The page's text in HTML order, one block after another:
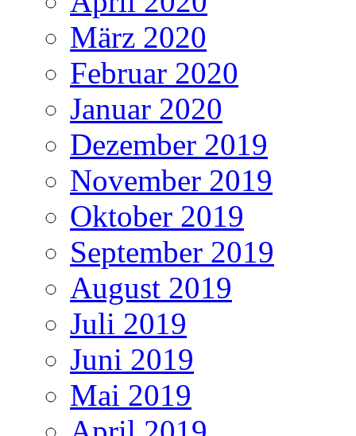
März 2020
Februar 2020
Januar 2020
Dezember 2019
November 2019
Oktober 2019
September 2019
August 2019
Juli 2019
Juni 2019
Mai 2019